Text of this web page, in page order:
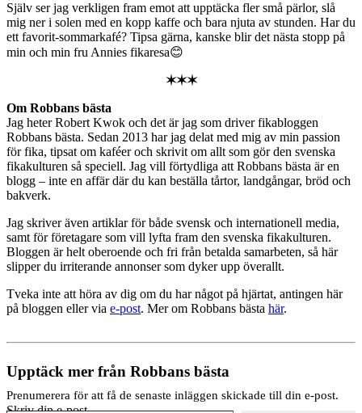
Själv ser jag verkligen fram emot att upptäcka fler små pärlor, slå
mig ner i solen med en kopp kaffe och bara njuta av stunden. Har du
ett favorit-sommarkafé? Tipsa gärna, kanske blir det nästa stopp på
min och min fru Annies fikaresa😊
✶✶✶
Om Robbans bästa
Jag heter Robert Kwok och det är jag som driver fikabloggen
Robbans bästa. Sedan 2013 har jag delat med mig av min passion
för fika, tipsat om kaféer och skrivit om allt som gör den svenska
fikakulturen så speciell. Jag vill förtydliga att Robbans bästa är en
blogg – inte en affär där du kan beställa tårtor, landgångar, bröd och
bakverk.
Jag skriver även artiklar för både svensk och internationell media,
samt för företagare som vill lyfta fram den svenska fikakulturen.
Bloggen är helt oberoende och fri från betalda samarbeten, så här
slipper du irriterande annonser som dyker upp överallt.
Tveka inte att höra av dig om du har något på hjärtat, antingen här
på bloggen eller via e-post. Mer om Robbans bästa här.
Upptäck mer från Robbans bästa
Prenumerera för att få de senaste inläggen skickade till din e-post.
Skriv din e-post …